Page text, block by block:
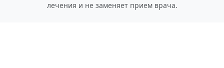
лечения и не заменяет прием врача.